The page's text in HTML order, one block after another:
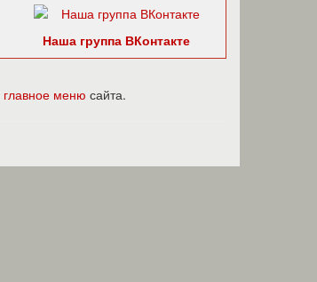
Наша группа ВКонтакте
главное меню сайта.